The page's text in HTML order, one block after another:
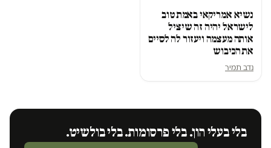
נשיא אמריקאי באמת טוב
לישראל יהיה זה שיציל
אותה מעצמה ויעזור לה לסיים
את הכיבוש
נדב תמיר
בלי בעלי הון. בלי פרסומות. בלי בולשיט.